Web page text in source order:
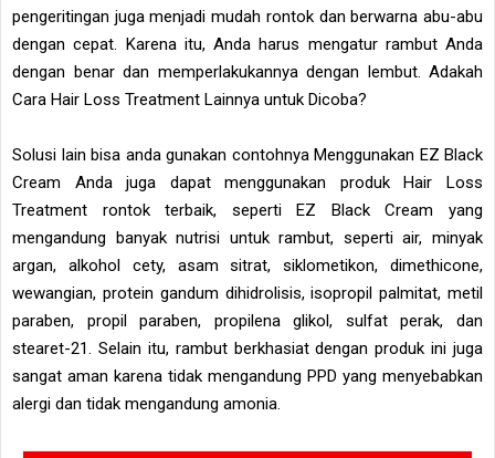
pengeritingan juga menjadi mudah rontok dan berwarna abu-abu
dengan cepat. Karena itu, Anda harus mengatur rambut Anda
dengan benar dan memperlakukannya dengan lembut. Adakah
Cara Hair Loss Treatment Lainnya untuk Dicoba?
Solusi lain bisa anda gunakan contohnya Menggunakan EZ Black
Cream Anda juga dapat menggunakan produk Hair Loss
Treatment rontok terbaik, seperti EZ Black Cream yang
mengandung banyak nutrisi untuk rambut, seperti air, minyak
argan, alkohol cety, asam sitrat, siklometikon, dimethicone,
wewangian, protein gandum dihidrolisis, isopropil palmitat, metil
paraben, propil paraben, propilena glikol, sulfat perak, dan
stearet-21. Selain itu, rambut berkhasiat dengan produk ini juga
sangat aman karena tidak mengandung PPD yang menyebabkan
alergi dan tidak mengandung amonia.